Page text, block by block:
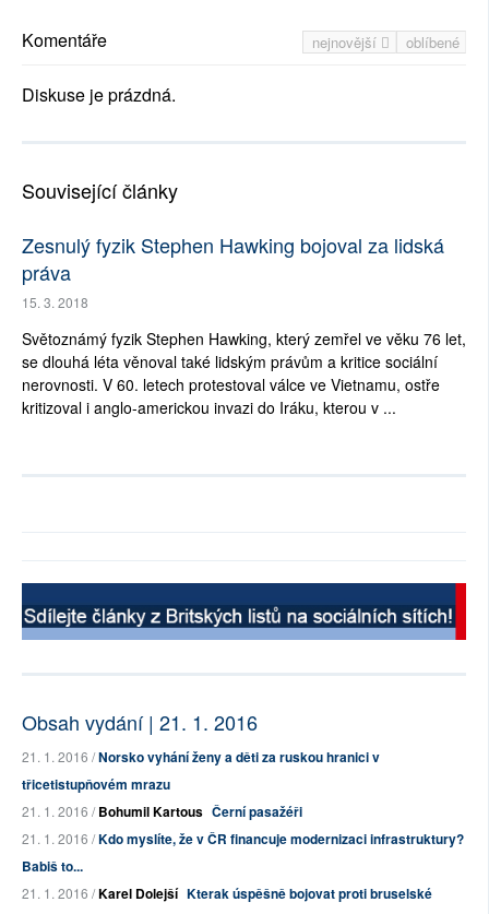
nejnovější oblíbené
Komentáře
Diskuse je prázdná.
Související články
Zesnulý fyzik Stephen Hawking bojoval za lidská
práva
15. 3. 2018
Světoznámý fyzik Stephen Hawking, který zemřel ve věku 76 let,
se dlouhá léta věnoval také lidským právům a kritice sociální
nerovnosti. V 60. letech protestoval válce ve Vietnamu, ostře
kritizoval i anglo-americkou invazi do Iráku, kterou v ...
Obsah vydání | 21. 1. 2016
21. 1. 2016 /Norsko vyhání ženy a děti za ruskou hranici v
třicetistupňovém mrazu
21. 1. 2016 /Bohumil Kartous Černí pasažéři
21. 1. 2016 /Kdo myslíte, že v ČR financuje modernizaci infrastruktury?
Babiš to...
21. 1. 2016 /Karel Dolejší Kterak úspěšně bojovat proti bruselské